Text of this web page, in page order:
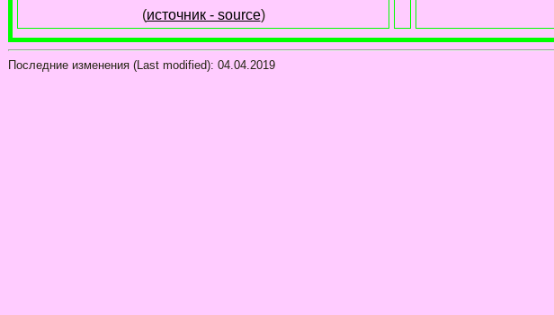
(источник - source)
Последние изменения (Last modified): 04.04.2019